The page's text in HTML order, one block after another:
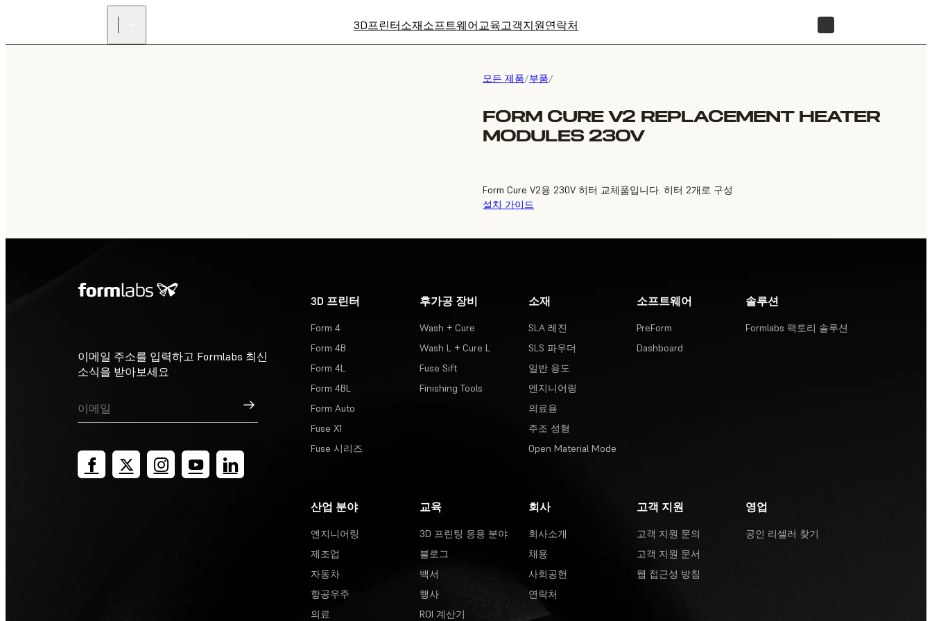
3D프린터소재소프트웨어교육고객지원연락처
모든 제품/부품/
FORM CURE V2 REPLACEMENT HEATER
MODULES 230V
Form Cure V2용 230V 히터 교체품입니다. 히터 2개로 구성
설치 가이드
이메일 주소를 입력하고 Formlabs 최신
소식을 받아보세요
가입
3D 프린터
Form 4
Form 4B
Form 4L
Form 4BL
Form Auto
Fuse X1
Fuse 시리즈
후가공 장비
Wash + Cure
Wash L + Cure L
Fuse Sift
Finishing Tools
소재
SLA 레진
SLS 파우더
일반 용도
엔지니어링
의료용
주조 성형
Open Material Mode
소프트웨어
PreForm
Dashboard
솔루션
Formlabs 팩토리 솔루션
산업 분야
엔지니어링
제조업
자동차
항공우주
의료
교육
3D 프린팅 응용 분야
블로그
백서
행사
ROI 계산기
회사
회사소개
채용
사회공헌
연락처
고객 지원
고객 지원 문의
고객 지원 문서
웹 접근성 방침
영업
공인 리셀러 찾기